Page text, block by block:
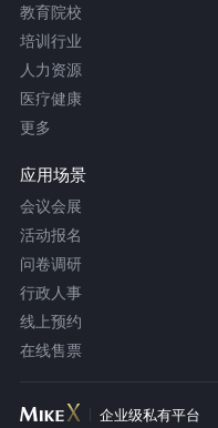
教育院校
培训行业
人力资源
医疗健康
更多
应用场景
会议会展
活动报名
问卷调研
行政人事
线上预约
在线售票
企业级私有平台